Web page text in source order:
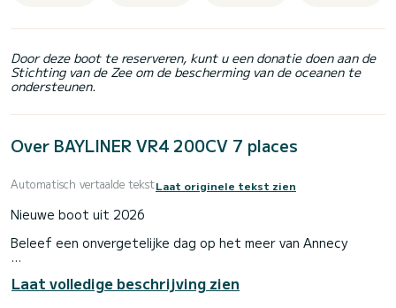
Door deze boot te reserveren, kunt u een donatie doen aan de
Stichting van de Zee om de bescherming van de oceanen te
ondersteunen.
Over BAYLINER VR4 200CV 7 places
Automatisch vertaalde tekstLaat originele tekst zien
Nieuwe boot uit 2026
Beleef een onvergetelijke dag op het meer van Annecy
personen), deze boot stelt u in staat om de mooiste
landschappen van het meer te ontdekken: kliffen van het
Laat volledige beschrijving zien